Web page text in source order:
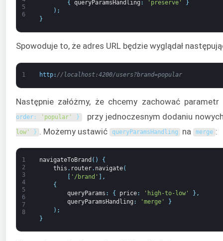
5
6
{ queryParamsHandling : 'preserve'
}
) ;
}
Spowoduje to, że adres URL będzie wyglądał
1 http: //localhost:4200/users?brand=popular
Następnie załóżmy, że chcemy zachować
order : 'popular' } przy jednoczesnym dodaniu
low' } . Możemy ustawić queryParamsHandling na merge :
1
2
3
4
5
6
7
8
navigateToBrand ( )
{
this . router. navigate(
[ '/brand' ] ,
{
queryParams : { price: 'high-to-low' } ,
queryParamsHandling : 'merge'
}
) ;
}